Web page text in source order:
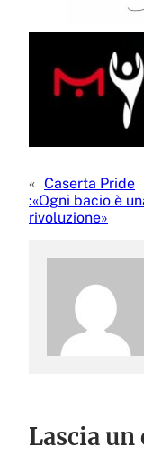
« Caserta Pride
:«Ogni bacio è
rivoluzione»
Lascia